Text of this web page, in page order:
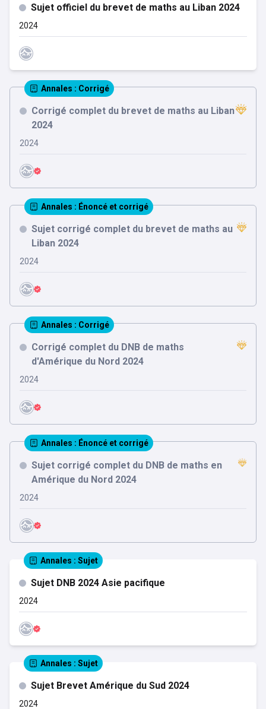
Sujet officiel du brevet de maths au Liban 2024
2024
Annales : Corrigé
Corrigé complet du brevet de maths au Liban
2024
2024
Annales : Énoncé et corrigé
Sujet corrigé complet du brevet de maths au
Liban 2024
2024
Annales : Corrigé
Corrigé complet du DNB de maths
d'Amérique du Nord 2024
2024
Annales : Énoncé et corrigé
Sujet corrigé complet du DNB de maths en
Amérique du Nord 2024
2024
Annales : Sujet
Sujet DNB 2024 Asie pacifique
2024
Annales : Sujet
Sujet Brevet Amérique du Sud 2024
2024